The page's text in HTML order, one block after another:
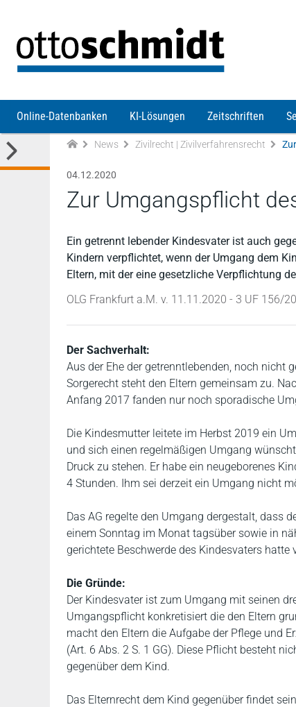
Online-Datenbanken KI-Lösungen Zeitschriften
News Zivilrecht | Zivilverfahrensrecht
04.12.2020
Zur Umgangspflicht
Ein getrennt lebender Kindesvater ist auch
Kindern verpflichtet, wenn der Umgang dem
Eltern, mit der eine gesetzliche Verpflichtung
OLG Frankfurt a.M. v. 11.11.2020 - 3 UF 156/20
Der Sachverhalt:
Aus der Ehe der getrenntlebenden, noch nicht
Sorgerecht steht den Eltern gemeinsam zu.
Anfang 2017 fanden nur noch sporadische
Die Kindesmutter leitete im Herbst 2019 ein
und sich einen regelmäßigen Umgang
Druck zu stehen. Er habe ein neugeborenes
4 Stunden. Ihm sei derzeit ein Umgang nicht
Das AG regelte den Umgang dergestalt, dass
einem Sonntag im Monat tagsüber sowie in
gerichtete Beschwerde des Kindesvaters
Die Gründe:
Der Kindesvater ist zum Umgang mit seinen
Umgangspflicht konkretisiert die den Eltern
macht den Eltern die Aufgabe der Pflege und
(Art. 6 Abs. 2 S. 1 GG). Diese Pflicht besteht
gegenüber dem Kind.
Das Elternrecht dem Kind gegenüber findet